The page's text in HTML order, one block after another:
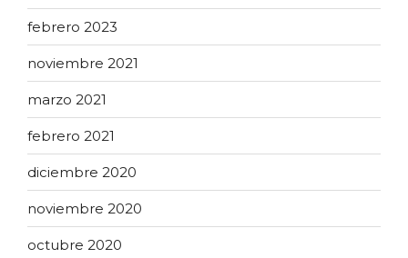
febrero 2023
noviembre 2021
marzo 2021
febrero 2021
diciembre 2020
noviembre 2020
octubre 2020